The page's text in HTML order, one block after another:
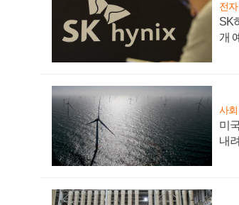
전
SK
개
사회
미
내려